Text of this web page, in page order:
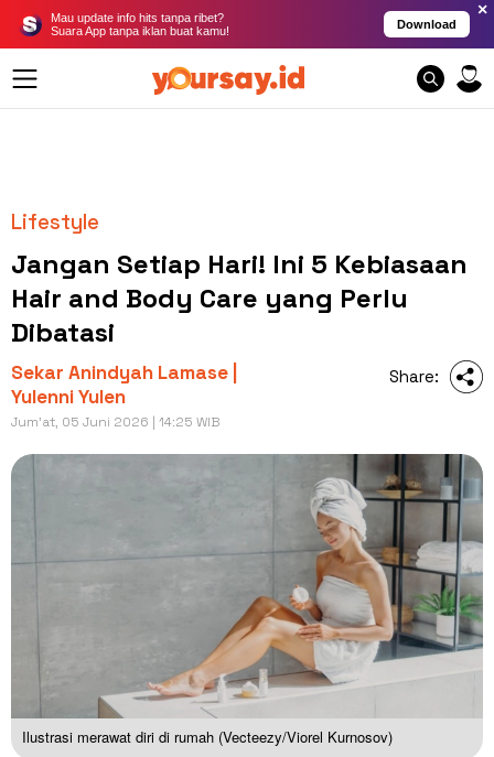
Mau update info hits tanpa ribet?
Suara App tanpa iklan buat kamu!
Download
×
Lifestyle
Jangan Setiap Hari! Ini 5 Kebiasaan
Hair and Body Care yang Perlu
Dibatasi
Sekar Anindyah Lamase |
Yulenni Yulen
Jum'at, 05 Juni 2026 | 14:25 WIB
Share:
Ilustrasi merawat diri di rumah (Vecteezy/Viorel Kurnosov)